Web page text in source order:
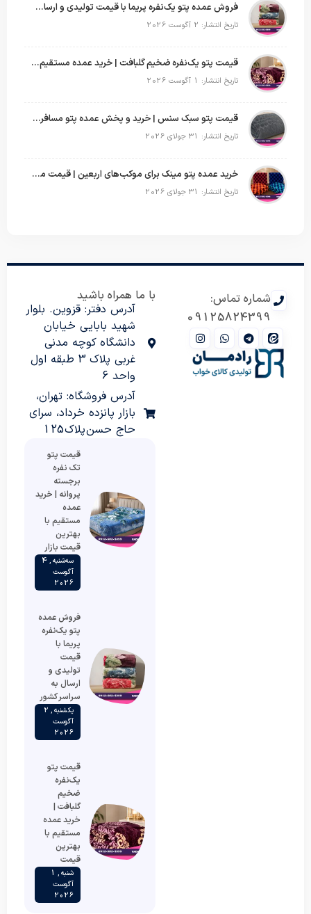
فروش عمده پتو یک‌نفره پریما با قیمت تولیدی و ارسال به سراسر کشور
تاریخ انتشار: 2 آگوست 2026
قیمت پتو یک‌نفره ضخیم گلبافت | خرید عمده مستقیم با بهترین قیمت
تاریخ انتشار: 1 آگوست 2026
قیمت پتو سبک سنس | خرید و پخش عمده پتو مسافرتی Sense
تاریخ انتشار: 31 جولای 2026
خرید عمده پتو مینک برای موکب‌های اربعین | قیمت مناسب و ارسال سریع
تاریخ انتشار: 31 جولای 2026
شماره تماس:
09125824399
با ما همراه باشید
آدرس دفتر: قزوین. بلوار
شهید بابایی خیابان
دانشگاه کوچه مدنی
غربی پلاک 3 طبقه اول
واحد 6
آدرس فروشگاه: تهران،
بازار پانزده خرداد، سرای
حاج حسن پلاک 125
قیمت پتو
تک نفره
برجسته
پروانه | خرید
عمده
مستقیم با
بهترین
قیمت بازار
سه‌شنبه , 4
آگوست
2026
فروش عمده
پتو یک‌نفره
پریما با
قیمت
تولیدی و
ارسال به
سراسر کشور
یکشنبه , 2
آگوست
2026
قیمت پتو
یک‌نفره
ضخیم
گلبافت |
خرید عمده
مستقیم با
بهترین
قیمت
شنبه , 1
آگوست
2026